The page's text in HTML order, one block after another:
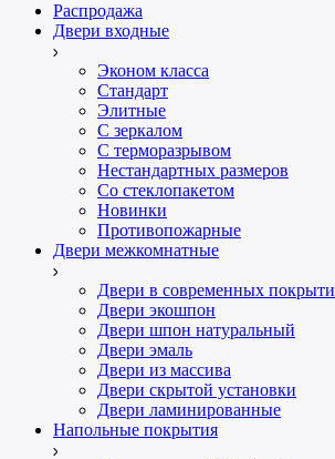
Распродажа
Двери входные
Эконом класса
Стандарт
Элитные
С зеркалом
С терморазрывом
Нестандартных размеров
Со стеклопакетом
Новинки
Противопожарные
Двери межкомнатные
Двери в современных
Двери экошпон
Двери шпон натуральный
Двери эмаль
Двери из массива
Двери скрытой установки
Двери ламинированные
Напольные покрытия